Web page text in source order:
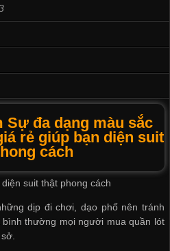
Sự đa dạng màu sắc
rẻ giúp bạn diện suit
cách
suit thật phong cách
dịp đi chơi, dạo phố nên tránh
thường mọi người mua quần lót